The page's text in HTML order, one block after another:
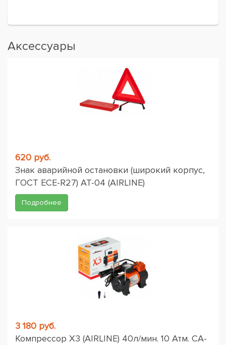
Аксессуары
620 руб.
Знак аварийной остановки (широкий корпус,
ГОСТ ЕСЕ-R27) AT-04 (AIRLINE)
Подробнее
3 180 руб.
Компрессор X3 (AIRLINE) 40л/мин. 10 Атм. CA-